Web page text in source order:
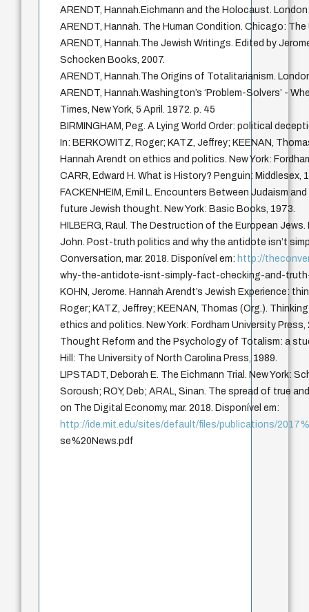
ARENDT, Hannah.Eichmann and the Holocaust.
ARENDT, Hannah. The Human Condition. Chicago:
ARENDT, Hannah.The Jewish Writings. Edited by
Schocken Books, 2007.
ARENDT, Hannah.The Origins of Totalitarianism.
ARENDT, Hannah.Washington’s ‘Problem-Solvers’ -
Times, New York, 5 April. 1972. p. 45
BIRMINGHAM, Peg. A Lying World Order: political
In: BERKOWITZ, Roger; KATZ, Jeffrey; KEENAN,
Hannah Arendt on ethics and politics. New York:
CARR, Edward H. What is History? Penguin: Middlesex,
FACKENHEIM, Emil L. Encounters Between Judaism
future Jewish thought. New York: Basic Books, 1973.
HILBERG, Raul. The Destruction of the European Jews.
John. Post-truth politics and why the antidote isn’t
Conversation, mar. 2018. Disponível em: http://
why-the-antidote-isnt-simply-fact-checking-and-
KOHN, Jerome. Hannah Arendt’s Jewish Experience:
Roger; KATZ, Jeffrey; KEENAN, Thomas (Org.).
ethics and politics. New York: Fordham University
Thought Reform and the Psychology of Totalism: a
Hill: The University of North Carolina Press, 1989.
LIPSTADT, Deborah E. The Eichmann Trial. New York:
Soroush; ROY, Deb; ARAL, Sinan. The spread of true
on The Digital Economy, mar. 2018. Disponível em:
http://ide.mit.edu/sites/default/files/publications/
se%20News.pdf